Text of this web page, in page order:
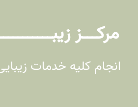
مرکـــز
انجام کلیه خدمات